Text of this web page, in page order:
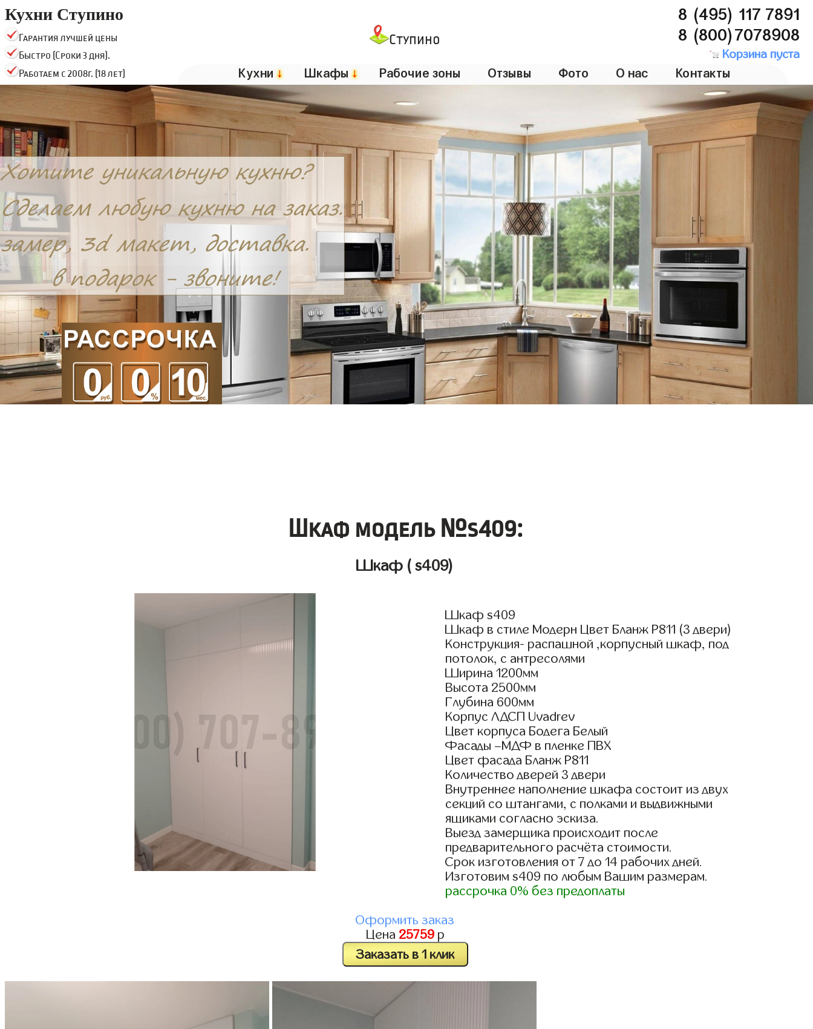
Кухни Ступино
Гарантия лучшей цены
Быстро (Сроки 3 дня).
Работаем с 2008г. (18 лет)
Ступино
8 (495) 117 7891
8 (800)7078908
Корзина пуста
Кухни↓ Шкафы↓ Рабочие зоны Отзывы Фото О нас Контакты
Шкаф модель №s409:
Шкаф ( s409)
Шкаф s409
Шкаф в стиле Модерн Цвет Бланж Р811 (3 двери)
Конструкция- распашной ,корпусный шкаф, под
потолок, с антресолями
Ширина 1200мм
Высота 2500мм
Глубина 600мм
Корпус ЛДСП Uvadrev
Цвет корпуса Бодега Белый
Фасады –МДФ в пленке ПВХ
Цвет фасада Бланж Р811
Количество дверей 3 двери
Внутреннее наполнение шкафа состоит из двух
секций со штангами, с полками и выдвижными
ящиками согласно эскиза.
Выезд замерщика происходит после
предварительного расчёта стоимости.
Срок изготовления от 7 до 14 рабочих дней.
Изготовим s409 по любым Вашим размерам.
рассрочка 0% без предоплаты
Оформить заказ
Цена 25759р
Заказать в 1 клик